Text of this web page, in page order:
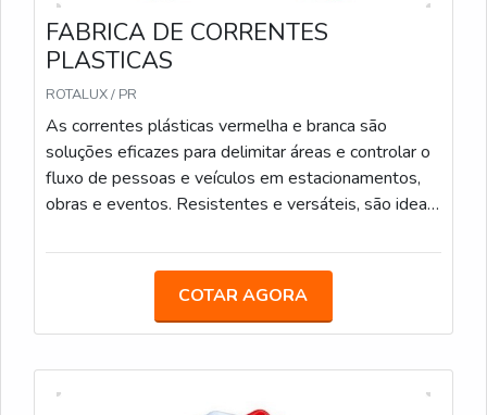
FABRICA DE CORRENTES
PLASTICAS
ROTALUX / PR
As correntes plásticas vermelha e branca são
soluções eficazes para delimitar áreas e controlar o
fluxo de pessoas e veículos em estacionamentos,
obras e eventos. Resistentes e versáteis, são ideais
utilizadas para calha de chuva. Elos de 6mm e 8mm
COTAR AGORA